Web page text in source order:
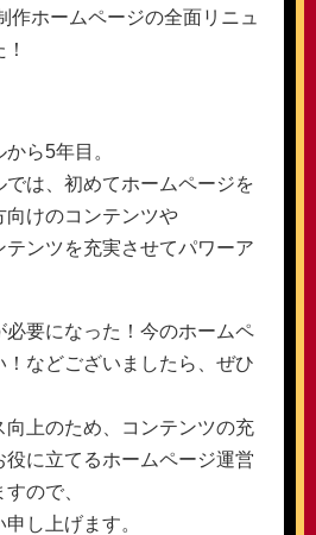
作ホームページの全面リニュ
ら5年目。
は、初めてホームページを
けのコンテンツや
テンツを充実させてパワーア
必要になった！今のホームペ
！などございましたら、ぜひ
向上のため、コンテンツの充
に立てるホームページ運営
ので、
し上げます。